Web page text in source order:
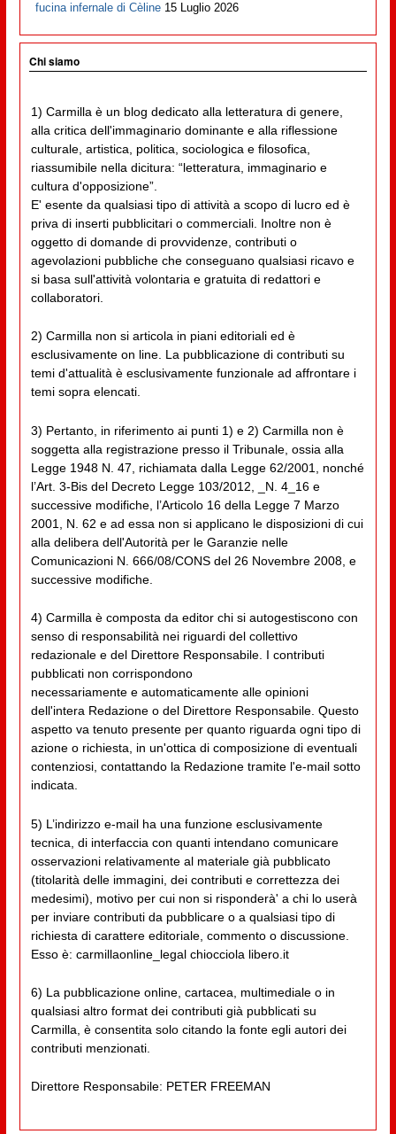
fucina infernale di Cèline 15 Luglio 2026
Chi siamo
1) Carmilla è un blog dedicato alla letteratura di genere,
alla critica dell'immaginario dominante e alla riflessione
culturale, artistica, politica, sociologica e filosofica,
riassumibile nella dicitura: “letteratura, immaginario e
cultura d'opposizione”.
E' esente da qualsiasi tipo di attività a scopo di lucro ed è
priva di inserti pubblicitari o commerciali. Inoltre non è
oggetto di domande di provvidenze, contributi o
agevolazioni pubbliche che conseguano qualsiasi ricavo e
si basa sull'attività volontaria e gratuita di redattori e
collaboratori.
2) Carmilla non si articola in piani editoriali ed è
esclusivamente on line. La pubblicazione di contributi su
temi d'attualità è esclusivamente funzionale ad affrontare i
temi sopra elencati.
3) Pertanto, in riferimento ai punti 1) e 2) Carmilla non è
soggetta alla registrazione presso il Tribunale, ossia alla
Legge 1948 N. 47, richiamata dalla Legge 62/2001, nonché
l’Art. 3-Bis del Decreto Legge 103/2012, _N. 4_16 e
successive modifiche, l’Articolo 16 della Legge 7 Marzo
2001, N. 62 e ad essa non si applicano le disposizioni di cui
alla delibera dell'Autorità per le Garanzie nelle
Comunicazioni N. 666/08/CONS del 26 Novembre 2008, e
successive modifiche.
4) Carmilla è composta da editor chi si autogestiscono con
senso di responsabilità nei riguardi del collettivo
redazionale e del Direttore Responsabile. I contributi
pubblicati non corrispondono
necessariamente e automaticamente alle opinioni
dell'intera Redazione o del Direttore Responsabile. Questo
aspetto va tenuto presente per quanto riguarda ogni tipo di
azione o richiesta, in un'ottica di composizione di eventuali
contenziosi, contattando la Redazione tramite l'e-mail sotto
indicata.
5) L’indirizzo e-mail ha una funzione esclusivamente
tecnica, di interfaccia con quanti intendano comunicare
osservazioni relativamente al materiale già pubblicato
(titolarità delle immagini, dei contributi e correttezza dei
medesimi), motivo per cui non si risponderà' a chi lo userà
per inviare contributi da pubblicare o a qualsiasi tipo di
richiesta di carattere editoriale, commento o discussione.
Esso è: carmillaonline_legal chiocciola libero.it
6) La pubblicazione online, cartacea, multimediale o in
qualsiasi altro format dei contributi già pubblicati su
Carmilla, è consentita solo citando la fonte egli autori dei
contributi menzionati.
Direttore Responsabile: PETER FREEMAN